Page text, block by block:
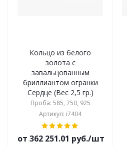
Кольцо из белого
золота с
завальцованным
бриллиантом огранки
Сердце (Вес 2,5 гр.)
Проба: 585, 750, 925
Артикул: i7404
от 362 251.01 руб./шт